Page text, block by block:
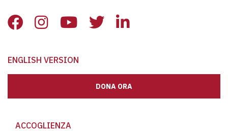
ENGLISH VERSION
DONA ORA
ACCOGLIENZA